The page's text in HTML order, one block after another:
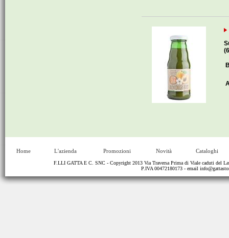
Home L'azienda Promozioni Novità Cataloghi
F.LLI GATTA E C. SNC - Copyright 2013 Via Traversa Prima di Viale caduti del
P.IVA 00472180173 - email